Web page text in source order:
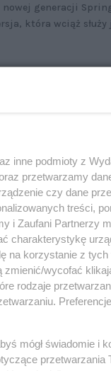
generacji
która wciąż służy
idealne wymiary do
parkingowych.
1,72 m) BYD również
zaledwie 9,9 m
mu 9,6 m.
inne podmioty z
przetwarzamy
czy dane
treści,
i Zaufani Partnerzy
charakterystykę
korzystanie z tych
zmienić/wycofać
rodzaje
mógł świadomie i